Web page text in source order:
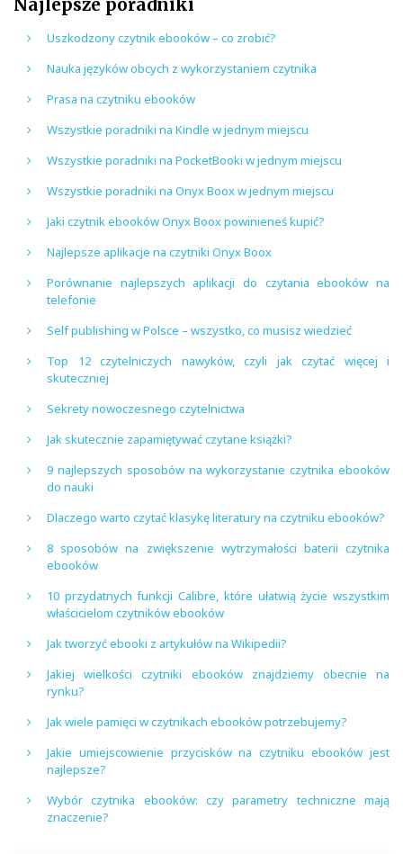
Najlepsze poradniki
Uszkodzony czytnik ebooków – co zrobić?
Nauka języków obcych z wykorzystaniem czytnika
Prasa na czytniku ebooków
Wszystkie poradniki na Kindle w jednym miejscu
Wszystkie poradniki na PocketBooki w jednym miejscu
Wszystkie poradniki na Onyx Boox w jednym miejscu
Jaki czytnik ebooków Onyx Boox powinieneś kupić?
Najlepsze aplikacje na czytniki Onyx Boox
Porównanie najlepszych aplikacji do czytania ebooków na
telefonie
Self publishing w Polsce – wszystko, co musisz wiedzieć
Top 12 czytelniczych nawyków, czyli jak czytać więcej i
skuteczniej
Sekrety nowoczesnego czytelnictwa
Jak skutecznie zapamiętywać czytane książki?
9 najlepszych sposobów na wykorzystanie czytnika ebooków
do nauki
Dlaczego warto czytać klasykę literatury na czytniku ebooków?
8 sposobów na zwiększenie wytrzymałości baterii czytnika
ebooków
10 przydatnych funkcji Calibre, które ułatwią życie wszystkim
właścicielom czytników ebooków
Jak tworzyć ebooki z artykułów na Wikipedii?
Jakiej wielkości czytniki ebooków znajdziemy obecnie na
rynku?
Jak wiele pamięci w czytnikach ebooków potrzebujemy?
Jakie umiejscowienie przycisków na czytniku ebooków jest
najlepsze?
Wybór czytnika ebooków: czy parametry techniczne mają
znaczenie?